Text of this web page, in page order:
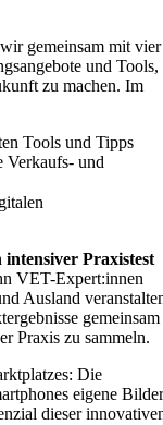
gemeinsam mit vier
und Tools,
zu machen. Im
Tools und Tipps
Verkaufs- und
Praxistest
VET-Expert:innen
Ausland
Praxis zu sammeln.
Die
eigene
dieser